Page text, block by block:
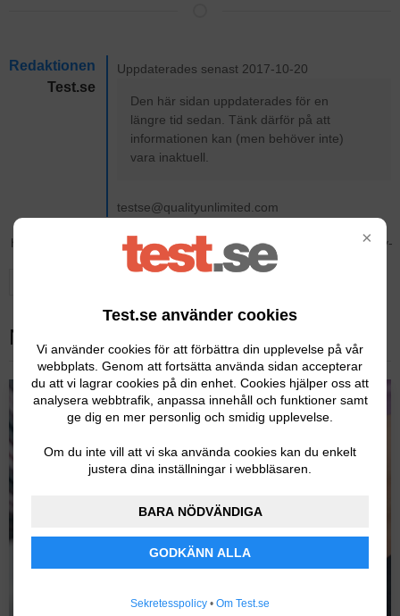
×
Test.se använder cookies
Vi använder cookies för att förbättra din upplevelse på vår
webbplats. Genom att fortsätta använda sidan accepterar
du att vi lagrar cookies på din enhet. Cookies hjälper oss att
analysera webbtrafik, anpassa innehåll och funktioner samt
ge dig en mer personlig och smidig upplevelse.
Om du inte vill att vi ska använda cookies kan du enkelt
justera dina inställningar i webbläsaren.
BARA NÖDVÄNDIGA
GODKÄNN ALLA
Sekretesspolicy • Om Test.se
Redaktionen
Test.se
Uppdaterades senast 2017-10-20
Den här sidan uppdaterades för en
längre tid sedan. Tänk därför på att
informationen kan (men behöver inte)
vara inaktuell.
testse@qualityunlimited.com
Nytt på Test.se